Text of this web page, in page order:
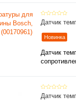
Датчик
Новинка
Датчик
Датчик